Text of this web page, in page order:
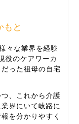
もと
々な業界を経験
役のケアワーカ
った祖母の自宅
、これから介護
界にいて岐路に
を分かりやすく